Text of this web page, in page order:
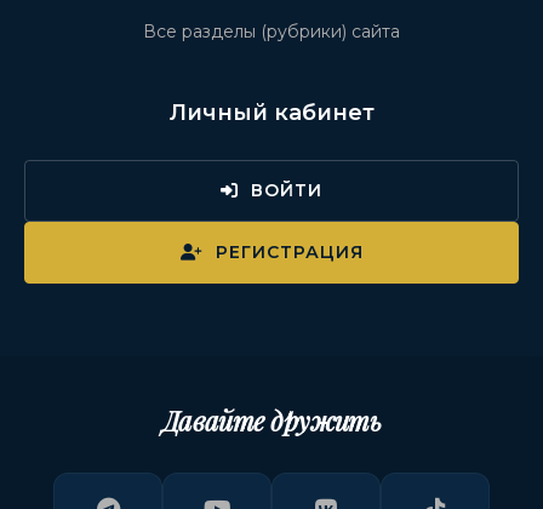
Все разделы (рубрики) сайта
Личный кабинет
ВОЙТИ
РЕГИСТРАЦИЯ
Давайте дружить